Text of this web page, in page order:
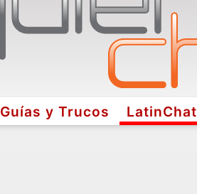
Guías y Trucos LatinChat